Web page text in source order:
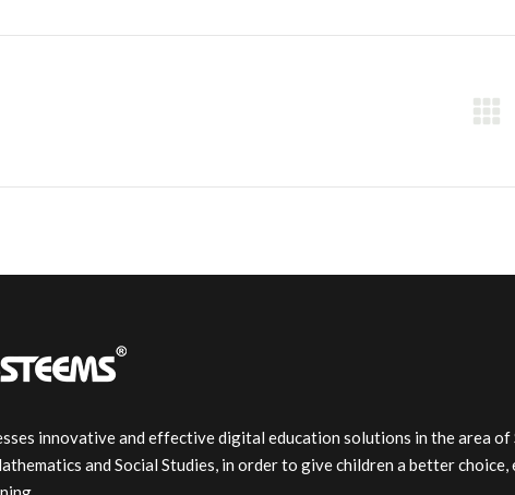
innovative and effective digital education solutions in the area of
and Social Studies, in order to give children a better